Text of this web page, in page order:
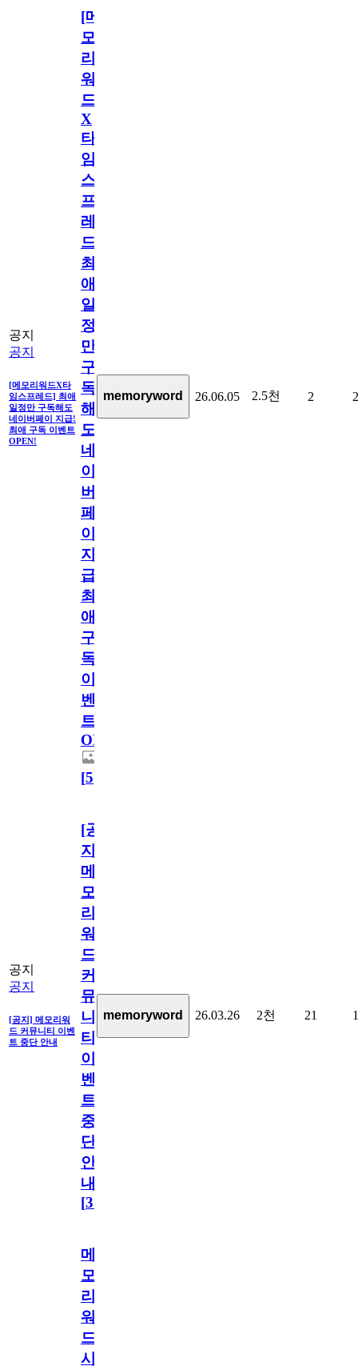
공지
공지
[메모리워드X타
임스프레드] 최애
일정만 구독해도
네이버페이 지급!
최애 구독 이벤트
OPEN!
[메
모
리
워
드
X
타
임
스
프
레
드]
최
애
일
정
만
구
독
해
도
네
이
버
페
이
지
급!
최
애
구
독
이
벤
트
OPEN!
[5]
memoryword 26.06.05 2.5천 2 2
공지
공지
[공지] 메모리워
드 커뮤니티 이벤
트 중단 안내
[공
지]
메
모
리
워
드
커
뮤
니
티
이
벤
트
중
단
안
내
[31
memoryword 26.03.26 2천 21 1
메
모
리
워
드
시